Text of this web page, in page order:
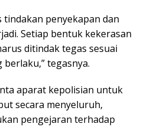
tindakan penyekapan dan
Setiap bentuk kekerasan
ditindak tegas sesuai
tegasnya.
aparat kepolisian untuk
secara menyeluruh,
pengejaran terhadap